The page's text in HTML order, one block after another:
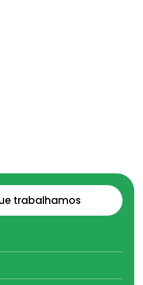
trabalhamos